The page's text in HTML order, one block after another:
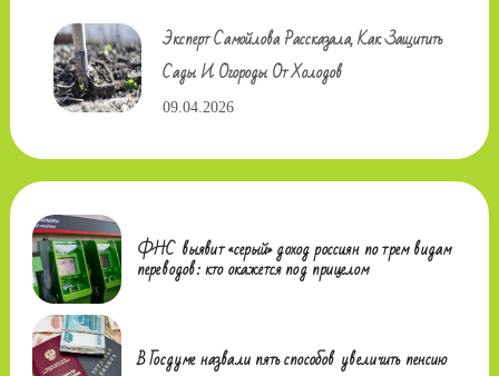
Эксперт Самойлова Рассказала, Как Защитить
Сады И Огороды От Холодов
09.04.2026
ФНС выявит «серый» доход россиян по трем видам
переводов: кто окажется под прицелом
В Госдуме назвали пять способов увеличить пенсию